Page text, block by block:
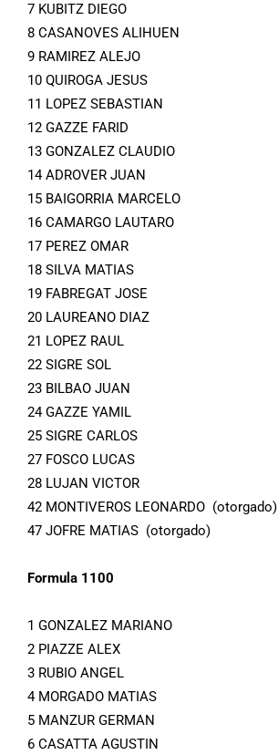
7 KUBITZ DIEGO
8 CASANOVES ALIHUEN
9 RAMIREZ ALEJO
10 QUIROGA JESUS
11 LOPEZ SEBASTIAN
12 GAZZE FARID
13 GONZALEZ CLAUDIO
14 ADROVER JUAN
15 BAIGORRIA MARCELO
16 CAMARGO LAUTARO
17 PEREZ OMAR
18 SILVA MATIAS
19 FABREGAT JOSE
20 LAUREANO DIAZ
21 LOPEZ RAUL
22 SIGRE SOL
23 BILBAO JUAN
24 GAZZE YAMIL
25 SIGRE CARLOS
27 FOSCO LUCAS
28 LUJAN VICTOR
42 MONTIVEROS LEONARDO (otorgado)
47 JOFRE MATIAS (otorgado)
Formula 1100
1 GONZALEZ MARIANO
2 PIAZZE ALEX
3 RUBIO ANGEL
4 MORGADO MATIAS
5 MANZUR GERMAN
6 CASATTA AGUSTIN